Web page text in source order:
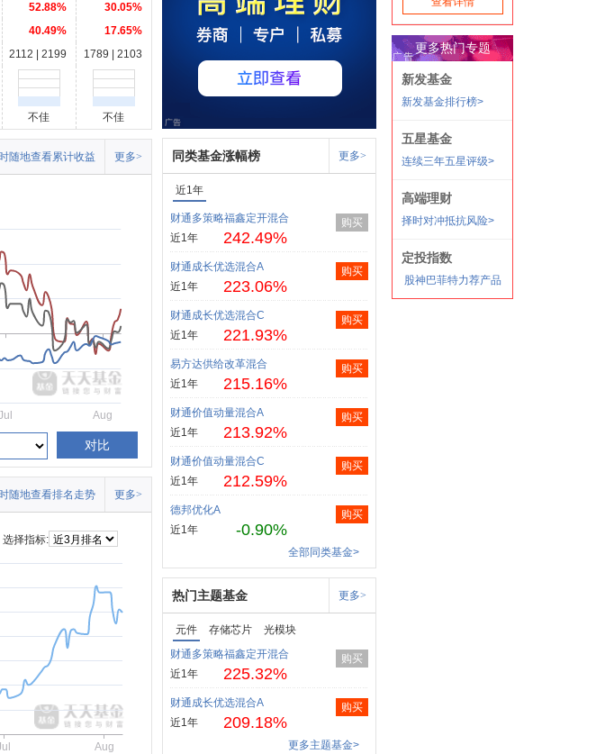
52.88%
30.05%
40.49%
17.65%
2112 | 2199 1789 | 2103
不佳 不佳
更多>
随地查看累计收益
Aug
对比
更多>
随地查看排名走势
选择指标:
Aug
同类基金涨幅榜 更多>
近1年
财通多策略福鑫定开混合
近1年
242.49%
购买
财通成长优选混合A
近1年
223.06%
购买
财通成长优选混合C
近1年
221.93%
购买
易方达供给改革混合
近1年
215.16%
购买
财通价值动量混合A
近1年
213.92%
购买
财通价值动量混合C
近1年
212.59%
购买
德邦优化A
近1年
-0.90%
购买
全部同类基金>
热门主题基金 更多>
元件 存储芯片
光模块
财通多策略福鑫定开混合
近1年
225.32%
购买
财通成长优选混合A
近1年
209.18%
购买
更多主题基金>